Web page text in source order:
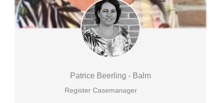
Patrice Beerling - Balm
Register Casemanager